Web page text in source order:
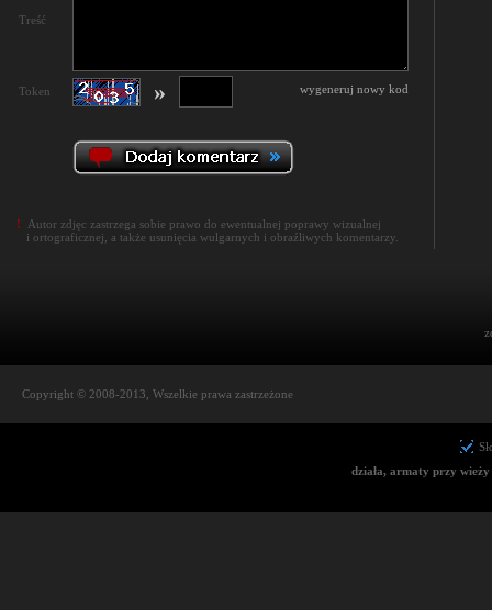
Treść
Token wygeneruj nowy kod
»
! Autor zdjęc zastrzega sobie prawo do ewentualnej poprawy wizualnej
i ortograficznej, a także usunięcia wulgarnych i obraźliwych komentarzy.
Copyright © 2008-2013, Wszelkie prawa zastrzeżone
działa, armaty przy